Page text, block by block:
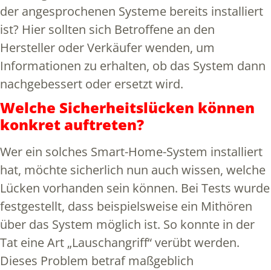
der angesprochenen Systeme bereits installiert
ist? Hier sollten sich Betroffene an den
Hersteller oder Verkäufer wenden, um
Informationen zu erhalten, ob das System dann
nachgebessert oder ersetzt wird.
Welche Sicherheitslücken können
konkret auftreten?
Wer ein solches Smart-Home-System installiert
hat, möchte sicherlich nun auch wissen, welche
Lücken vorhanden sein können. Bei Tests wurde
festgestellt, dass beispielsweise ein Mithören
über das System möglich ist. So konnte in der
Tat eine Art „Lauschangriff“ verübt werden.
Dieses Problem betraf maßgeblich